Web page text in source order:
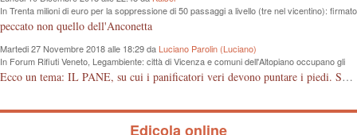
In Trenta milioni di euro per la soppressione di 50 passaggi a livello (tre nel vicentino): firmato
protocollo d’intesa tra Regione e Rfi
peccato non quello dell'Anconetta
Martedi 27 Novembre 2018 alle 18:29 da Luciano Parolin (Luciano)
In Forum Rifiuti Veneto, Legambiente: città di Vicenza e comuni dell'Altopiano occupano gli
ultimi posti nella raccolta differenziata
Ecco un tema: IL PANE, su cui i panificatori veri devono puntare i piedi. Se il pane è fresco vuol dire di giornata. Il consumatore deve avere la garanzia dell'acquisto, il controllo deve avvenire anche da parte delle associazioni di categoria che devono proteggere gli artigiani onesti, anche se pagato qualcosa in più. Grazie.
Edicola online